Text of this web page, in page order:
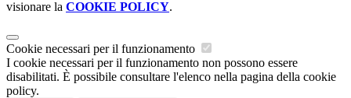
visionare la COOKIE POLICY.
Cookie necessari per il funzionamento
I cookie necessari per il funzionamento non possono essere
disabilitati. È possibile consultare l'elenco nella pagina della cookie
policy.